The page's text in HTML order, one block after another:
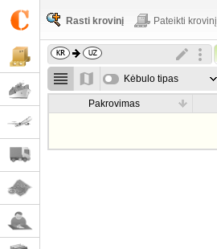
Rasti krovinį Pateikti krovinį
Kėbulo tipas
Pakrovimas